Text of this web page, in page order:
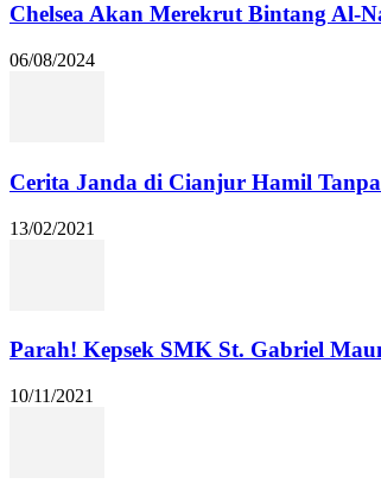
Chelsea Akan Merekrut Bintang Al-
06/08/2024
Cerita Janda di Cianjur Hamil
13/02/2021
Parah! Kepsek SMK St. Gabriel
10/11/2021